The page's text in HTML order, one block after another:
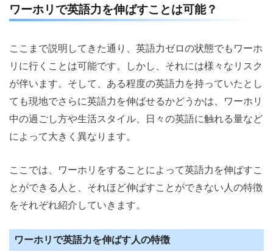
ワーホリで英語力を伸ばすことは可能？
ここまで説明してきた通り、英語力ゼロの状態でもワーホ
リに行くことは可能です。しかし、それには様々なリスク
が伴います。そして、ある程度の英語力を持っていたとし
ても現地でさらに英語力を伸ばせるかどうかは、ワーホリ
中の過ごし方や生活スタイル、日々の英語に触れる量など
によって大きく異なります。
ここでは、ワーホリをすることによって英語力を伸ばすこ
とができる人と、それほど伸ばすことができない人の特徴
をそれぞれ紹介していきます。
ワーホリで英語力を伸ばす人の特徴